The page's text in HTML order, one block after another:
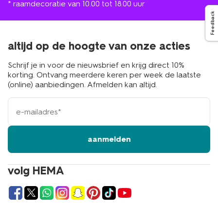
Feedback
* raamdecoratie van 10.00 tot 18.00 uur
volg HEMA
altijd op de hoogte van onze acties
Schrijf je in voor de nieuwsbrief en krijg direct 10%
korting. Ontvang meerdere keren per week de laatste
(online) aanbiedingen. Afmelden kan altijd.
e-
mailadres
aanmelden